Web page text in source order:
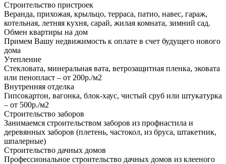
Строительство пристроек
Веранда, прихожая, крыльцо, терраса, патио, навес, гараж,
котельная, летняя кухня, сарай, жилая комната, зимний сад.
Обмен квартиры на дом
Примем Вашу недвижимость к оплате в счет будущего нового
дома
Утепление
Стекловата, минеральная вата, ветрозащитная пленка, эковата
или пенопласт – от 200р./м2
Внутренняя отделка
Гипсокартон, вагонка, блок-хаус, чистый сруб или штукатурка
– от 500р./м2
Строительство заборов
Занимаемся строительством заборов из профнастила и
деревянных заборов (плетень, частокол, из бруса, штакетник,
шпалерные)
Строительство дачных домов
Профессиональное строительство дачных домов из клееного